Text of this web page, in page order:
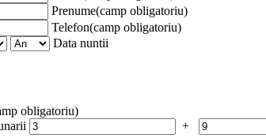
Prenume(camp obligatoriu)
Telefon(camp obligatoriu)
Data nuntii
obligatoriu)
+